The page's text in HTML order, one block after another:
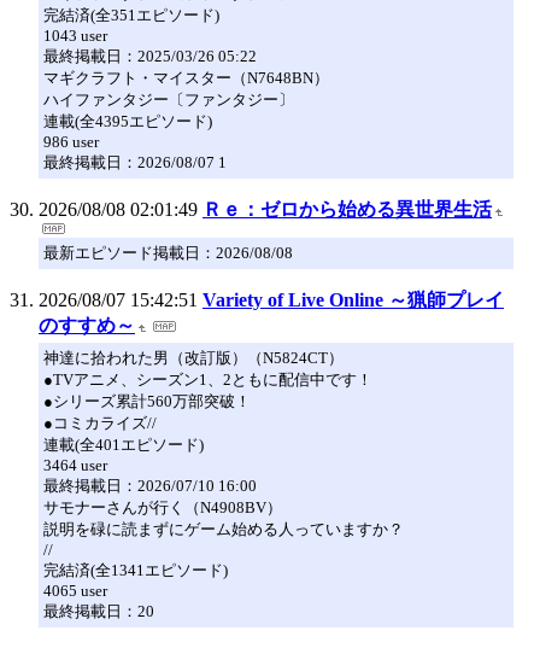
完結済(全351エピソード)
1043 user
最終掲載日：2025/03/26 05:22
マギクラフト・マイスター（N7648BN）
ハイファンタジー〔ファンタジー〕
連載(全4395エピソード)
986 user
最終掲載日：2026/08/07 1
2026/08/08 02:01:49 Ｒｅ：ゼロから始める異世界生活
最新エピソード掲載日：2026/08/08
2026/08/07 15:42:51 Variety of Live Online ～猟師プレイ
のすすめ～
神達に拾われた男（改訂版）（N5824CT）
●TVアニメ、シーズン1、2ともに配信中です！
●シリーズ累計560万部突破！
●コミカライズ//
連載(全401エピソード)
3464 user
最終掲載日：2026/07/10 16:00
サモナーさんが行く（N4908BV）
説明を碌に読まずにゲーム始める人っていますか？
//
完結済(全1341エピソード)
4065 user
最終掲載日：20